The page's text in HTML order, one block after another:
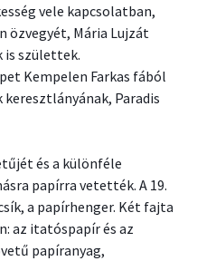
vele kapcsolatban,
özvegyét, Mária Lujzát
is születtek.
Kempelen Farkas fából
Paradis
és a különféle
papírra vetették. A 19.
a papírhenger. Két fajta
az itatóspapír és az
papíranyag,